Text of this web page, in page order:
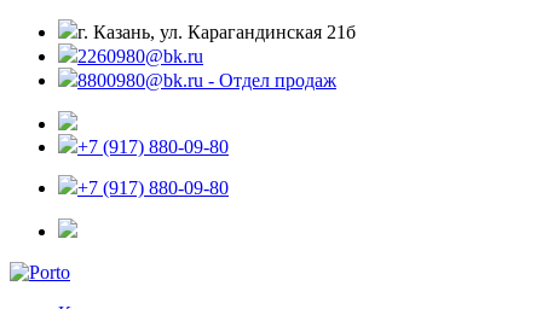
г. Казань, ул. Карагандинская 21б
2260980@bk.ru
8800980@bk.ru - Отдел продаж
+7 (917) 880-09-80
+7 (917) 880-09-80